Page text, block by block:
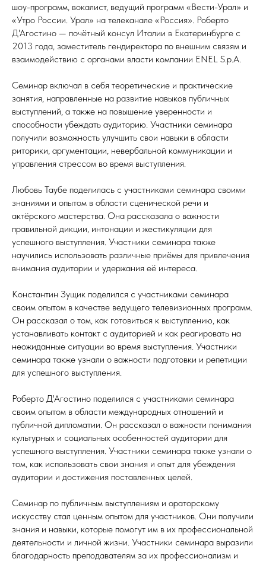
шоу-программ, вокалист, ведущий программ «Вести-Урал» и
«Утро России. Урал» на телеканале «Россия». Роберто
Д'Агостино — почётный консул Италии в Екатеринбурге с
2013 года, заместитель гендиректора по внешним связям и
взаимодействию с органами власти компании ENEL S.p.A.
Семинар включал в себя теоретические и практические
занятия, направленные на развитие навыков публичных
выступлений, а также на повышение уверенности и
способности убеждать аудиторию. Участники семинара
получили возможность улучшить свои навыки в области
риторики, аргументации, невербальной коммуникации и
управления стрессом во время выступления.
Любовь Таубе поделилась с участниками семинара своими
знаниями и опытом в области сценической речи и
актёрского мастерства. Она рассказала о важности
правильной дикции, интонации и жестикуляции для
успешного выступления. Участники семинара также
научились использовать различные приёмы для привлечения
внимания аудитории и удержания её интереса.
Константин Зущик поделился с участниками семинара
своим опытом в качестве ведущего телевизионных программ.
Он рассказал о том, как готовиться к выступлению, как
устанавливать контакт с аудиторией и как реагировать на
неожиданные ситуации во время выступления. Участники
семинара также узнали о важности подготовки и репетиции
для успешного выступления.
Роберто Д'Агостино поделился с участниками семинара
своим опытом в области международных отношений и
публичной дипломатии. Он рассказал о важности понимания
культурных и социальных особенностей аудитории для
успешного выступления. Участники семинара также узнали о
том, как использовать свои знания и опыт для убеждения
аудитории и достижения поставленных целей.
Семинар по публичным выступлениям и ораторскому
искусству стал ценным опытом для участников. Они получили
знания и навыки, которые помогут им в их профессиональной
деятельности и личной жизни. Участники семинара выразили
благодарность преподавателям за их профессионализм и